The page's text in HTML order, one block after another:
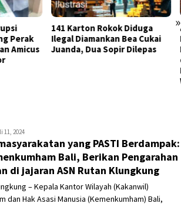
»
Diduga
Bea Cukai
Dilepas
Hentikan Kriminalisasi Guru,
Forum PAUD Jatim Inisiasi
Komitmen Bersama 6 Pilar
11, 2024
yang PASTI Berdampak:
Bali, Berikan Pengarahan
di jajaran ASN Rutan Klungkung
– Kepala Kantor Wilayah (Kakanwil)
dan Hak Asasi Manusia (Kemenkumham) Bali,